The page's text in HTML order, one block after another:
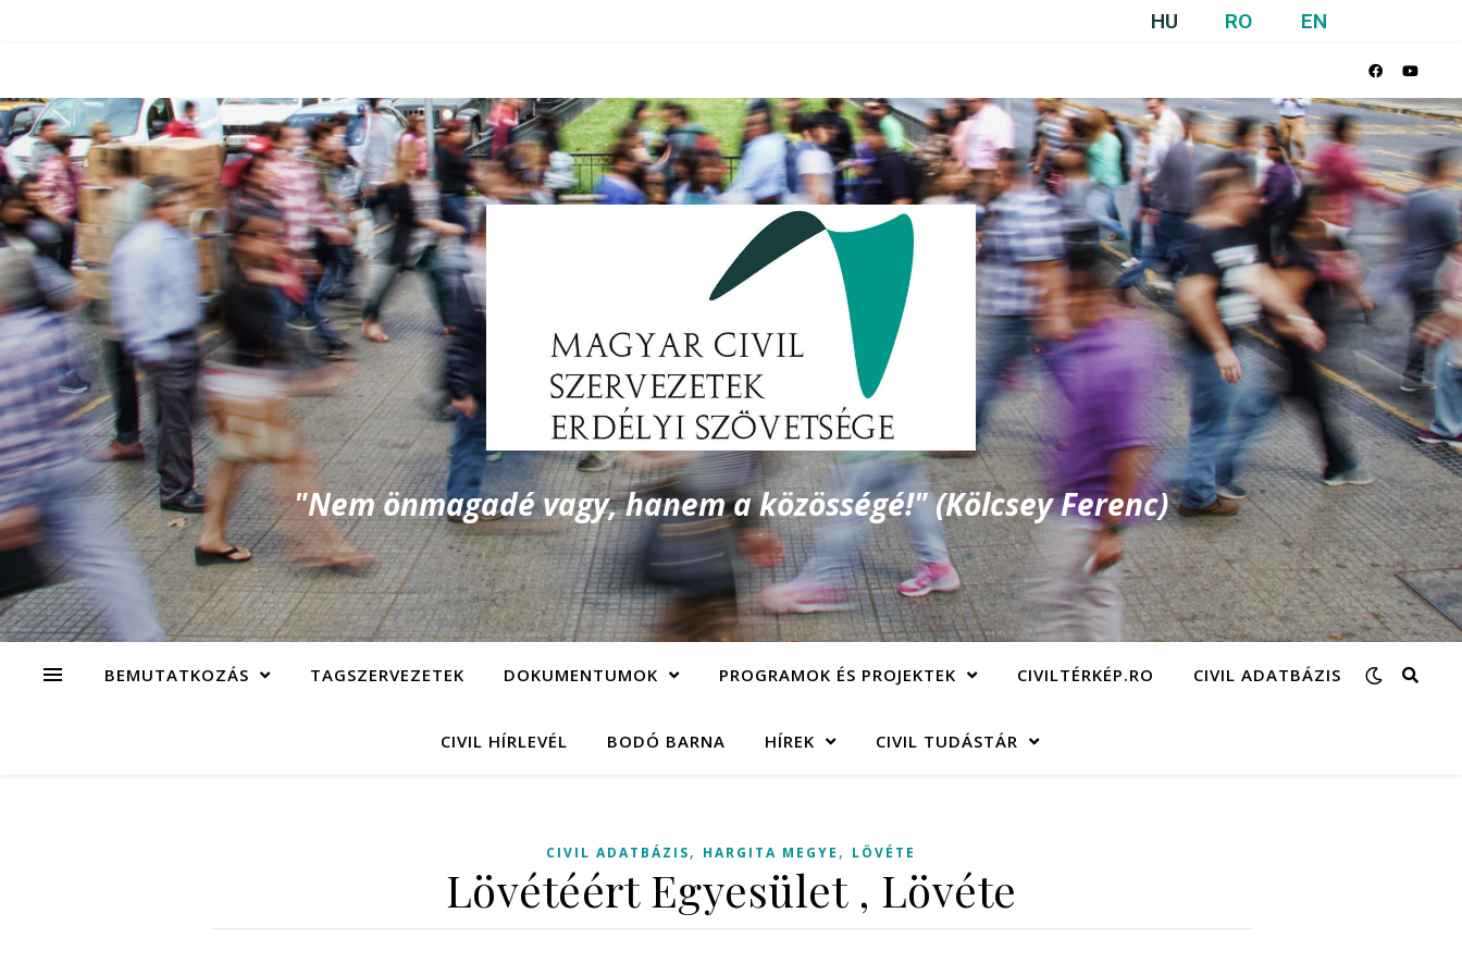
HU RO EN
"Nem önmagadé vagy, hanem a közösségé!" (Kölcsey Ferenc)
BEMUTATKOZÁS TAGSZERVEZETEK DOKUMENTUMOK PROGRAMOK ÉS PROJEKTEK CIVILTÉRKÉP.RO CIVIL ADATBÁZIS
CIVIL HÍRLEVÉL BODÓ BARNA HÍREK CIVIL TUDÁSTÁR
CIVIL ADATBÁZIS, HARGITA MEGYE , LÖVÉTE
Lövétéért Egyesület , Lövéte